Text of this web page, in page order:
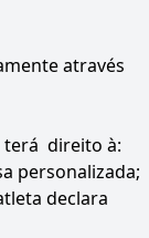
através
direito à:
personalizada;
declara